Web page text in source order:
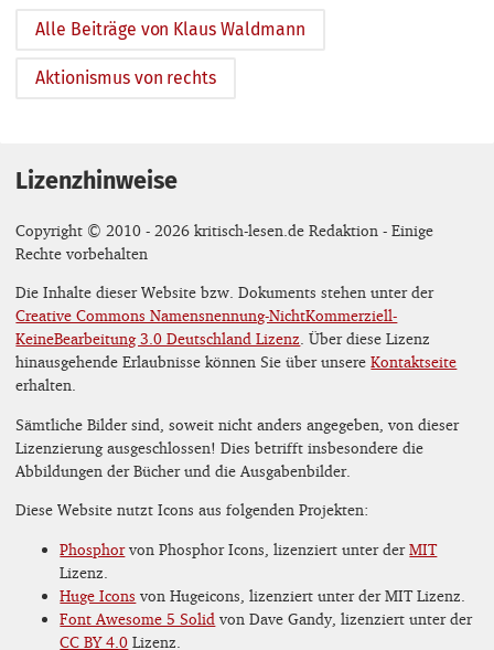
Alle Beiträge von Klaus Waldmann
Aktionismus von rechts
Lizenzhinweise
Copyright © 2010 - 2026 kritisch-lesen.de Redaktion - Einige
Rechte vorbehalten
Die Inhalte dieser Website bzw. Dokuments stehen unter der
Creative Commons Namensnennung-NichtKommerziell-
KeineBearbeitung 3.0 Deutschland Lizenz. Über diese Lizenz
hinausgehende Erlaubnisse können Sie über unsereKontaktseite
erhalten.
Sämtliche Bilder sind, soweit nicht anders angegeben, von dieser
Lizenzierung ausgeschlossen! Dies betrifft insbesondere die
Abbildungen der Bücher und die Ausgabenbilder.
Diese Website nutzt Icons aus folgenden Projekten:
Phosphorvon Phosphor Icons, lizenziert unter derMIT
Lizenz.
Huge Icons von Hugeicons, lizenziert unter der MIT Lizenz.
Font Awesome 5 Solid von Dave Gandy, lizenziert unter der
CC BY 4.0 Lizenz.